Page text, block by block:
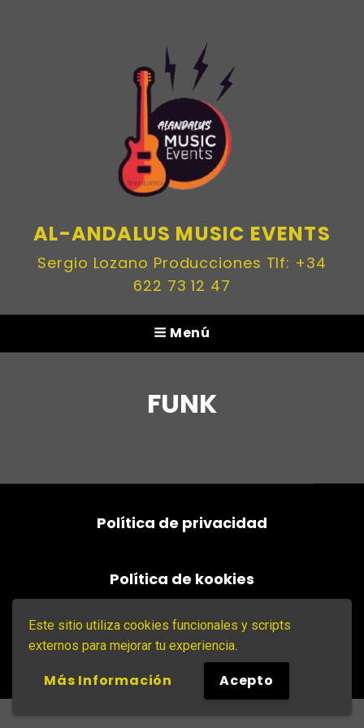
Este sitio utiliza cookies funcionales y scripts
externos para mejorar tu experiencia.
Más Información Acepto
AL-ANDALUS MUSIC EVENTS
Sergio Lozano Producciones Tlf: +34
622 73 12 47
Menú
FUNK
Política de privacidad
Política de kookies
COPYRIGHT © 2026 AL-ANDALUS MUSIC EVENTS
LOS DERECHOS RESERVADOS.PRIVACY POLICY
CATCH THEMES